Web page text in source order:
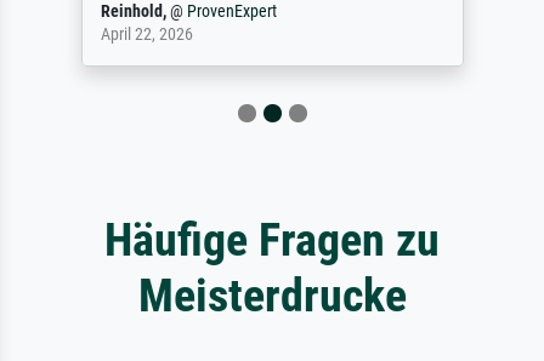
Reinhold,@ ProvenExpert
April 22, 2026
Häufige Fragen zu
Meisterdrucke